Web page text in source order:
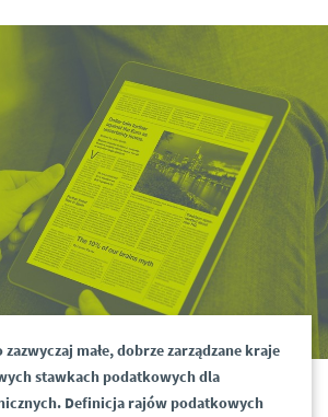
małe, dobrze zarządzane kraje
stawkach podatkowych dla
Definicja rajów podatkowych